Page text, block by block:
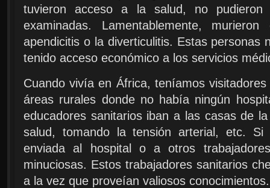
tuvieron acceso a la salud, no
examinadas. Lamentablemente,
apendicitis o la diverticulitis. Estas personas
tenido acceso económico a los servicios
Cuando vivía en África, teníamos
áreas rurales donde no había ningún
educadores sanitarios iban a las casas de
salud, tomando la tensión arterial, etc.
enviada al hospital o a otros
minuciosas. Estos trabajadores sanitarios
a la vez que proveían valiosos conocimientos.